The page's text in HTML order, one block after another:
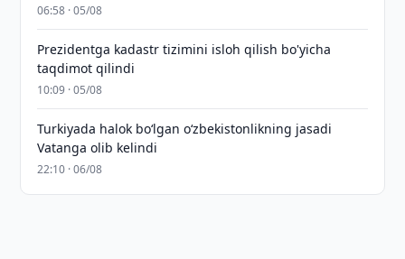
06:58 · 05/08
Prezidentga kadastr tizimini isloh qilish bo'yicha
taqdimot qilindi
10:09 · 05/08
Turkiyada halok bo‘lgan o‘zbekistonlikning jasadi
Vatanga olib kelindi
22:10 · 06/08